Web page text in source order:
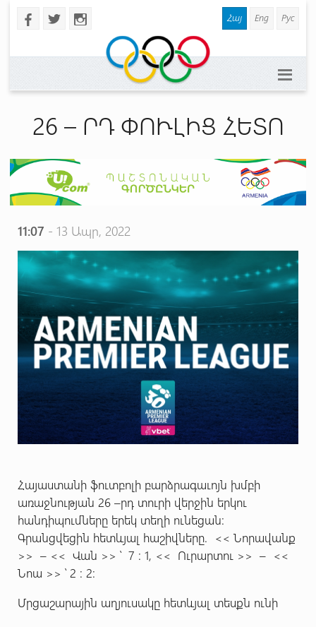
b a x Հայ Eng Рус
26 – ՐԴ ՓՈՒԼԻՑ ՀԵՏՈ
11:07 - 13 Ապր, 2022
Հայաստանի ֆուտբոլի բարձրագաւոյն խմբի
առաջնության 26 –րդ տուրի վերջին երկու
հանդիպումները երեկ տեղի ունեցան:
Գրանցվեցին հետևյալ հաշիվները. << Նորավանք
>> – << Վան >> ՝ 7 : 1, << Ուրարտու >> – <<
Նոա >> ՝ 2 : 2:
Մրցաշարային աղյուսակը հետևյալ տեսքն ունի